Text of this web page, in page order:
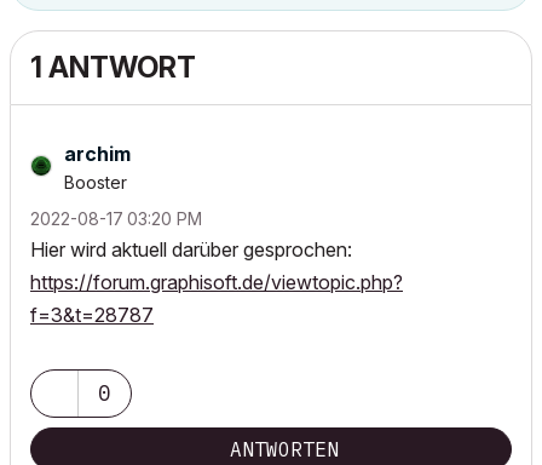
1 ANTWORT
archim
Booster
‎2022-08-17 03:20 PM
Hier wird aktuell darüber gesprochen:
https://forum.graphisoft.de/viewtopic.php?
f=3&t=28787
0
ANTWORTEN